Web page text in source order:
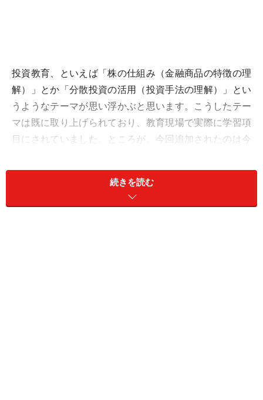
投資教育、といえば「株の仕組み（金融商品の特徴の理
解）」とか「分散投資の活用（投資手法の理解）」とい
うようなテーマが思い浮かぶと思います。こうしたテー
マは既に取り上げられており、教育現場で実際に学習項
目にされていました。ところが、今回追加されたのは今
追加でした。それは「老後の生活設計」というテーマで
続きを読む